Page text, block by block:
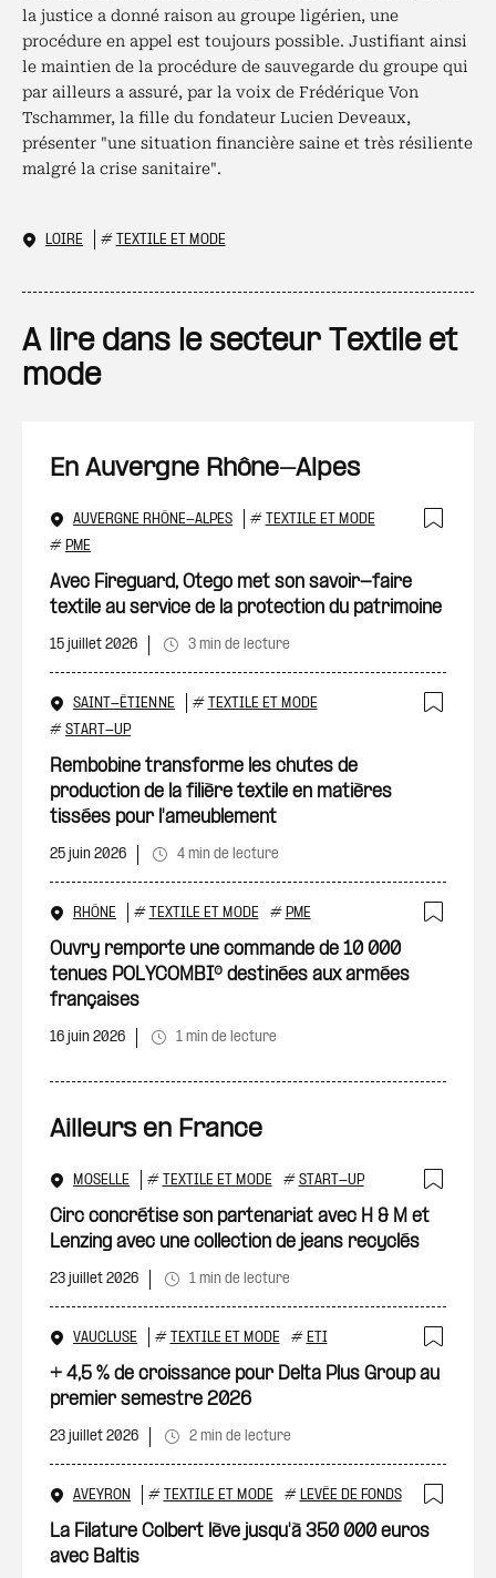
la justice a donné raison au groupe ligérien, une
procédure en appel est toujours possible. Justifiant ainsi
le maintien de la procédure de sauvegarde du groupe qui
par ailleurs a assuré, par la voix de Frédérique Von
Tschammer, la fille du fondateur Lucien Deveaux,
présenter "une situation financière saine et très résiliente
malgré la crise sanitaire".
LOIRE # TEXTILE ET MODE
A lire dans le secteur Textile et
mode
En Auvergne Rhône-Alpes
AUVERGNE RHÔNE-ALPES # TEXTILE ET MODE
# PME
Avec Fireguard, Otego met son savoir-faire
textile au service de la protection du patrimoine
15 juillet 2026 3 min de lecture
SAINT-ÉTIENNE # TEXTILE ET MODE
# START-UP
Rembobine transforme les chutes de
production de la filière textile en matières
tissées pour l'ameublement
25 juin 2026 4 min de lecture
RHÔNE # TEXTILE ET MODE # PME
Ouvry remporte une commande de 10 000
tenues POLYCOMBI® destinées aux armées
françaises
16 juin 2026 1 min de lecture
Ailleurs en France
MOSELLE # TEXTILE ET MODE # START-UP
Circ concrétise son partenariat avec H & M et
Lenzing avec une collection de jeans recyclés
23 juillet 2026 1 min de lecture
VAUCLUSE # TEXTILE ET MODE # ETI
+ 4,5 % de croissance pour Delta Plus Group au
premier semestre 2026
23 juillet 2026 2 min de lecture
AVEYRON # TEXTILE ET MODE # LEVÉE DE FONDS
La Filature Colbert lève jusqu'à 350 000 euros
avec Baltis